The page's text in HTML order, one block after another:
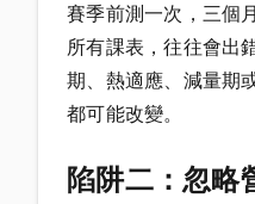
賽季前測一次，三個
所有課表，往往會出
期、熱適應、減量期
都可能改變。
陷阱二：忽略